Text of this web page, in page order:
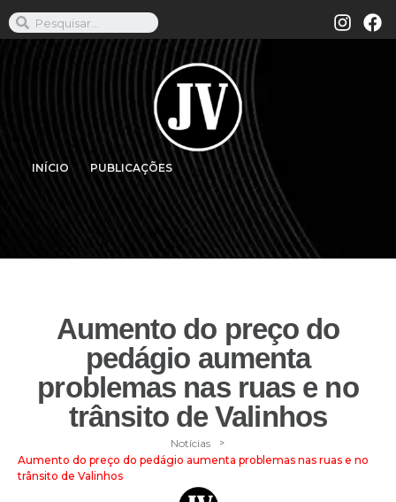
INÍCIO PUBLICAÇÕES
Aumento do preço do
pedágio aumenta
problemas nas ruas e no
trânsito de Valinhos
Notícias >
Aumento do preço do pedágio aumenta problemas nas ruas e no
trânsito de Valinhos